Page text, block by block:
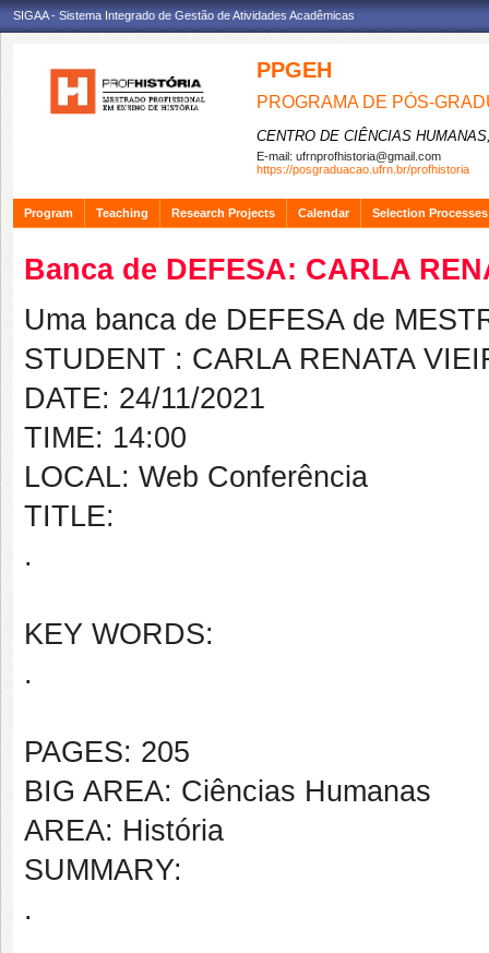
SIGAA - Sistema Integrado de Gestão de Atividades Acadêmicas
PPGEH
PROGRAMA DE PÓS-
CENTRO DE CIÊNCIAS
E-mail: ufrnprofhistoria@gmail.com
https://posgraduacao.ufrn.br/profhistoria
Program Teaching Research Projects Calendar Selection Processes
Banca de DEFESA: CARLA
Uma banca de DEFESA de
STUDENT : CARLA RENATA
DATE: 24/11/2021
TIME: 14:00
LOCAL: Web Conferência
TITLE:
.
KEY WORDS:
.
PAGES: 205
BIG AREA: Ciências Humanas
AREA: História
SUMMARY:
.